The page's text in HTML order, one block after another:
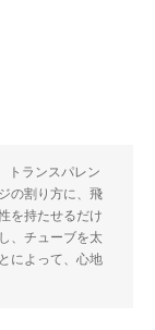
トランスパレン
の割り方に、飛
を持たせるだけ
、チューブを太
によって、心地